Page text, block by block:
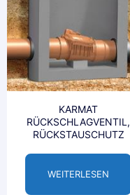
KARMAT
RÜCKSCHLAGVENTIL,
RÜCKSTAUSCHUTZ
WEITERLESEN